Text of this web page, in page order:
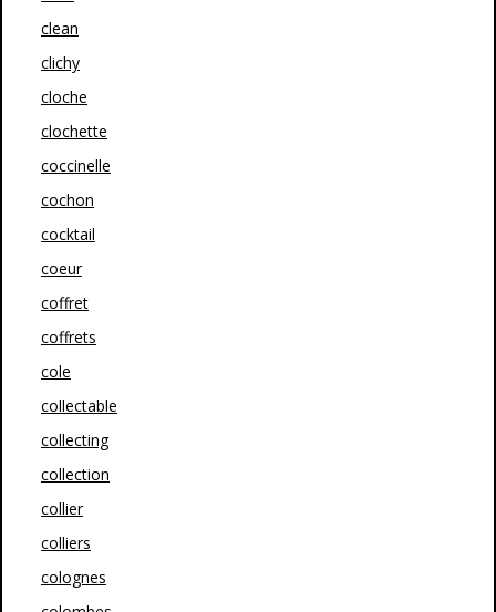
clean
clichy
cloche
clochette
coccinelle
cochon
cocktail
coeur
coffret
coffrets
cole
collectable
collecting
collection
collier
colliers
colognes